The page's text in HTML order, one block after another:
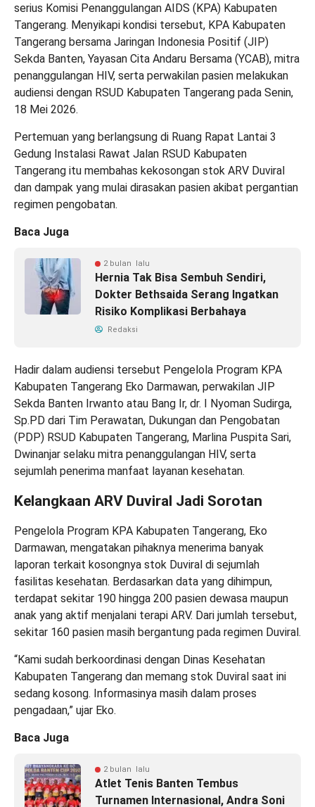
serius Komisi Penanggulangan AIDS (KPA) Kabupaten
Tangerang. Menyikapi kondisi tersebut, KPA Kabupaten
Tangerang bersama Jaringan Indonesia Positif (JIP)
Sekda Banten, Yayasan Cita Andaru Bersama (YCAB), mitra
penanggulangan HIV, serta perwakilan pasien melakukan
audiensi dengan RSUD Kabupaten Tangerang pada Senin,
18 Mei 2026.
Pertemuan yang berlangsung di Ruang Rapat Lantai 3
Gedung Instalasi Rawat Jalan RSUD Kabupaten
Tangerang itu membahas kekosongan stok ARV Duviral
dan dampak yang mulai dirasakan pasien akibat pergantian
regimen pengobatan.
Baca Juga
2 bulan lalu
Hernia Tak Bisa Sembuh Sendiri,
Dokter Bethsaida Serang Ingatkan
Risiko Komplikasi Berbahaya
Redaksi
Hadir dalam audiensi tersebut Pengelola Program KPA
Kabupaten Tangerang Eko Darmawan, perwakilan JIP
Sekda Banten Irwanto atau Bang Ir, dr. I Nyoman Sudirga,
Sp.PD dari Tim Perawatan, Dukungan dan Pengobatan
(PDP) RSUD Kabupaten Tangerang, Marlina Puspita Sari,
Dwinanjar selaku mitra penanggulangan HIV, serta
sejumlah penerima manfaat layanan kesehatan.
Kelangkaan ARV Duviral Jadi Sorotan
Pengelola Program KPA Kabupaten Tangerang, Eko
Darmawan, mengatakan pihaknya menerima banyak
laporan terkait kosongnya stok Duviral di sejumlah
fasilitas kesehatan. Berdasarkan data yang dihimpun,
terdapat sekitar 190 hingga 200 pasien dewasa maupun
anak yang aktif menjalani terapi ARV. Dari jumlah tersebut,
sekitar 160 pasien masih bergantung pada regimen Duviral.
“Kami sudah berkoordinasi dengan Dinas Kesehatan
Kabupaten Tangerang dan memang stok Duviral saat ini
sedang kosong. Informasinya masih dalam proses
pengadaan,” ujar Eko.
Baca Juga
2 bulan lalu
Atlet Tenis Banten Tembus
Turnamen Internasional, Andra Soni